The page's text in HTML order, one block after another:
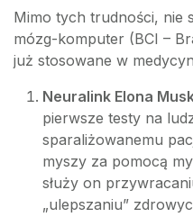
Mimo tych trudności, nie
mózg-komputer (BCI –
już stosowane w
Neuralink Elona
pierwsze testy na
sparaliżowanemu
myszy za pomocą
służy on
„ulepszaniu”